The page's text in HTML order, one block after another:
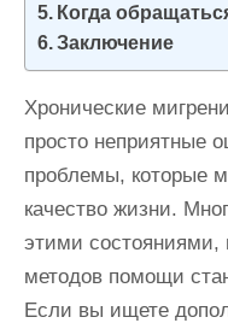
Когда
Заключение
Хронические
просто неприятные
проблемы, которые
качество жизни.
этими
методов помощи
Если вы ищете